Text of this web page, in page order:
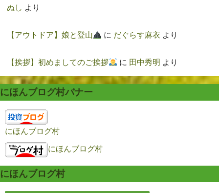
ぬし より
【アウトドア】娘と登山 に だぐらす麻衣 より
【挨拶】初めましてのご挨拶 に 田中秀明 より
にほんブログ村バナー
にほんブログ村
にほんブログ村
にほんブログ村